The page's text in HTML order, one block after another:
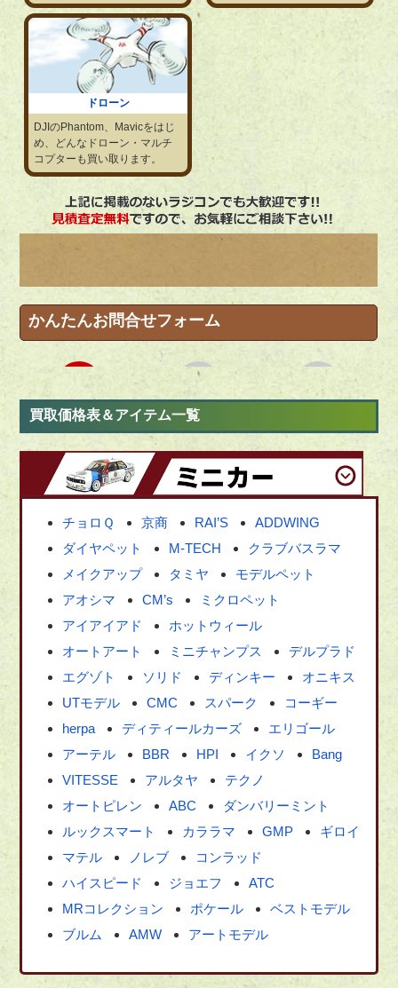
ドローン
DJIのPhantom、Mavicをはじ
め、どんなドローン・マルチ
コプターも買い取ります。
買取価格表＆アイテム一覧
チョロＱ 京商 RAI’S
ADDWING
ダイヤペット
M-TECH
クラブバスラマ
メイクアップ
タミヤ
モデルペット
アオシマ
CM’s
ミクロペット
アイアイアド
ホットウィール
オートアート
ミニチャンプス
デルプラド
エグゾト
ソリド ディンキー
オニキス
UTモデル
CMC スパーク
コーギー
herpa
ディティールカーズ
エリゴール
アーテル
BBR HPI イクソ
Bang
VITESSE
アルタヤ
テクノ
オートピレン
ABC
ダンバリーミント
ルックスマート
カララマ GMP
ギロイ
マテル
ノレブ
コンラッド
ハイスピード
ジョエフ
ATC
MRコレクション
ポケール
ベストモデル
ブルム
AMW アートモデル